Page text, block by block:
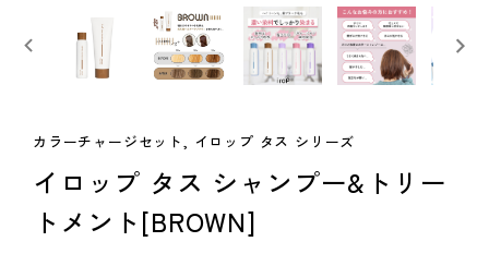
カラーチャージセット, イロップ タス シリーズ
イロップ タス シャンプー&トリー
トメント[BROWN]